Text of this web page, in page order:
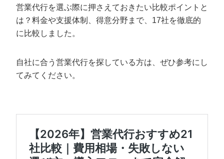
営業代行を選ぶ際に押さえておきたい比較ポイントと
は？料金や支援体制、得意分野まで、17社を徹底的
に比較しました。
自社に合う営業代行を探している方は、ぜひ参考にし
てみてください。